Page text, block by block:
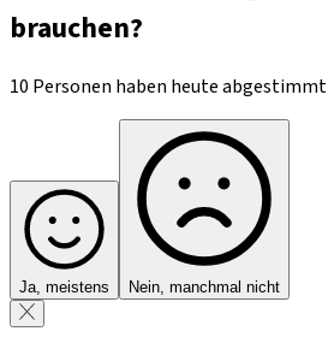
brauchen?
10 Personen haben heute abgestimmt
Ja, meistens Nein, manchmal nicht